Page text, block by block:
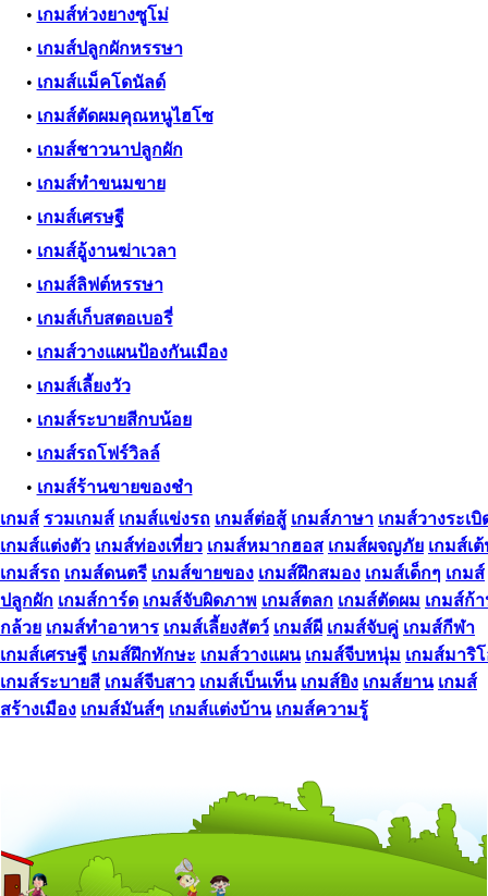
• เกมส์ห่วงยางซูโม่
• เกมส์ปลูกผักหรรษา
• เกมส์แม็คโดนัลด์
• เกมส์ตัดผมคุณหนูไฮโซ
• เกมส์ชาวนาปลูกผัก
• เกมส์ทำขนมขาย
• เกมส์เศรษฐี
• เกมส์อู้งานฆ่าเวลา
• เกมส์ลิฟต์หรรษา
• เกมส์เก็บสตอเบอรี่
• เกมส์วางแผนป้องกันเมือง
• เกมส์เลี้ยงวัว
• เกมส์ระบายสีกบน้อย
• เกมส์รถโฟร์วิลล์
• เกมส์ร้านขายของชำ
เกมส์ รวมเกมส์ เกมส์แข่งรถ เกมส์ต่อสู้ เกมส์ภาษา เกมส์วางระเบิ
เกมส์แต่งตัว เกมส์ท่องเที่ยว เกมส์หมากฮอส เกมส์ผจญภัย เกมส์เ
เกมส์รถ เกมส์ดนตรี เกมส์ขายของ เกมส์ฝึกสมอง เกมส์เด็กๆ เกมส์
ปลูกผัก เกมส์การ์ด เกมส์จับผิดภาพ เกมส์ตลก เกมส์ตัดผม เกมส์ก้
กล้วย เกมส์ทําอาหาร เกมส์เลี้ยงสัตว์ เกมส์ผี เกมส์จับคู่ เกมส์กีฬา
เกมส์เศรษฐี เกมส์ฝึกทักษะ เกมส์วางแผน เกมส์จีบหนุ่ม เกมส์มาริ
เกมส์ระบายสี เกมส์จีบสาว เกมส์เบ็นเท็น เกมส์ยิง เกมส์ยาน เกมส์
สร้างเมือง เกมส์มันส์ๆ เกมส์แต่งบ้าน เกมส์ความรู้